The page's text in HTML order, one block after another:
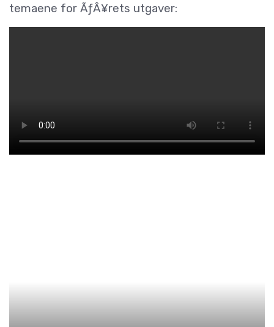
temaene for ÃƒÂ¥rets utgaver: